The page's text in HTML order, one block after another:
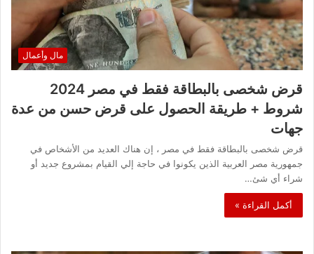
مال وأعمال
قرض شخصى بالبطاقة فقط في مصر 2024
شروط + طريقة الحصول على قرض حسن من عدة
جهات
قرض شخصى بالبطاقة فقط في مصر ، إن هناك العديد من الأشخاص في
جمهورية مصر العربية الذين يكونوا في حاجة إلي القيام بمشروع جديد أو
شراء أي شئ…
أكمل القراءة »